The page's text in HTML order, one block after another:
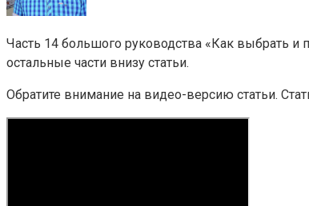
Часть 14 большого руководства «Как выбрать и
остальные части внизу статьи.
Обратите внимание на видео-версию статьи.